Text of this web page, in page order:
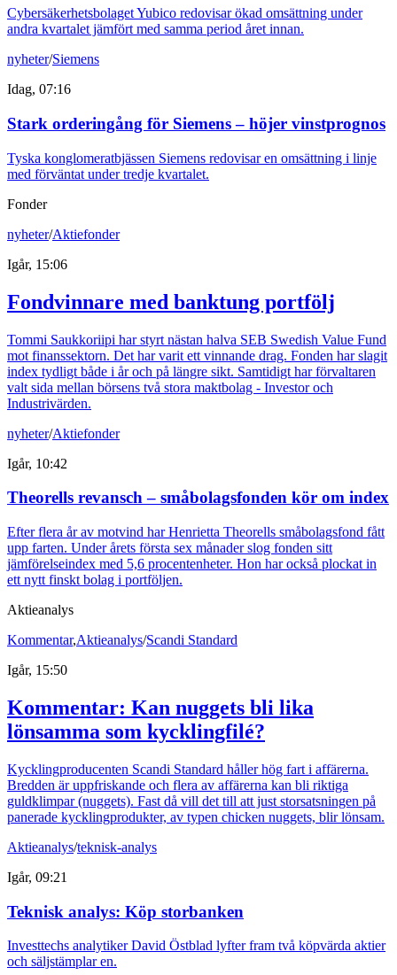
Cybersäkerhetsbolaget Yubico redovisar ökad omsättning under
andra kvartalet jämfört med samma period året innan.
nyheter/Siemens
Idag, 07:16
Stark orderingång för Siemens – höjer vinstprognos
Tyska konglomeratbjässen Siemens redovisar en omsättning i linje
med förväntat under tredje kvartalet.
Fonder
nyheter/Aktiefonder
Igår, 15:06
Fondvinnare med banktung portfölj
Tommi Saukkoriipi har styrt nästan halva SEB Swedish Value Fund
mot finanssektorn. Det har varit ett vinnande drag. Fonden har slagit
index tydligt både i år och på längre sikt. Samtidigt har förvaltaren
valt sida mellan börsens två stora maktbolag - Investor och
Industrivärden.
nyheter/Aktiefonder
Igår, 10:42
Theorells revansch – småbolagsfonden kör om index
Efter flera år av motvind har Henrietta Theorells småbolagsfond fått
upp farten. Under årets första sex månader slog fonden sitt
jämförelseindex med 5,6 procentenheter. Hon har också plockat in
ett nytt finskt bolag i portföljen.
Aktieanalys
Kommentar,Aktieanalys/Scandi Standard
Igår, 15:50
Kommentar: Kan nuggets bli lika
lönsamma som kycklingfilé?
Kycklingproducenten Scandi Standard håller hög fart i affärerna.
Bredden är uppfriskande och flera av affärerna kan bli riktiga
guldklimpar (nuggets). Fast då vill det till att just storsatsningen på
panerade kycklingprodukter, av typen chicken nuggets, blir lönsam.
Aktieanalys/teknisk-analys
Igår, 09:21
Teknisk analys: Köp storbanken
Investtechs analytiker David Östblad lyfter fram två köpvärda aktier
och säljstämplar en.